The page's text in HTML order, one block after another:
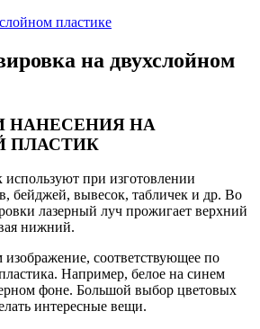
на двухслойном
НАНЕСЕНИЯ НА
ПЛАСТИК
при изготовлении
бейджей, вывесок, табличек и др. Во
лазерный луч прожигает верхний
нижний.
изображение, соответствующее по
Например, белое на синем
фоне. Большой выбор цветовых
интересные вещи.